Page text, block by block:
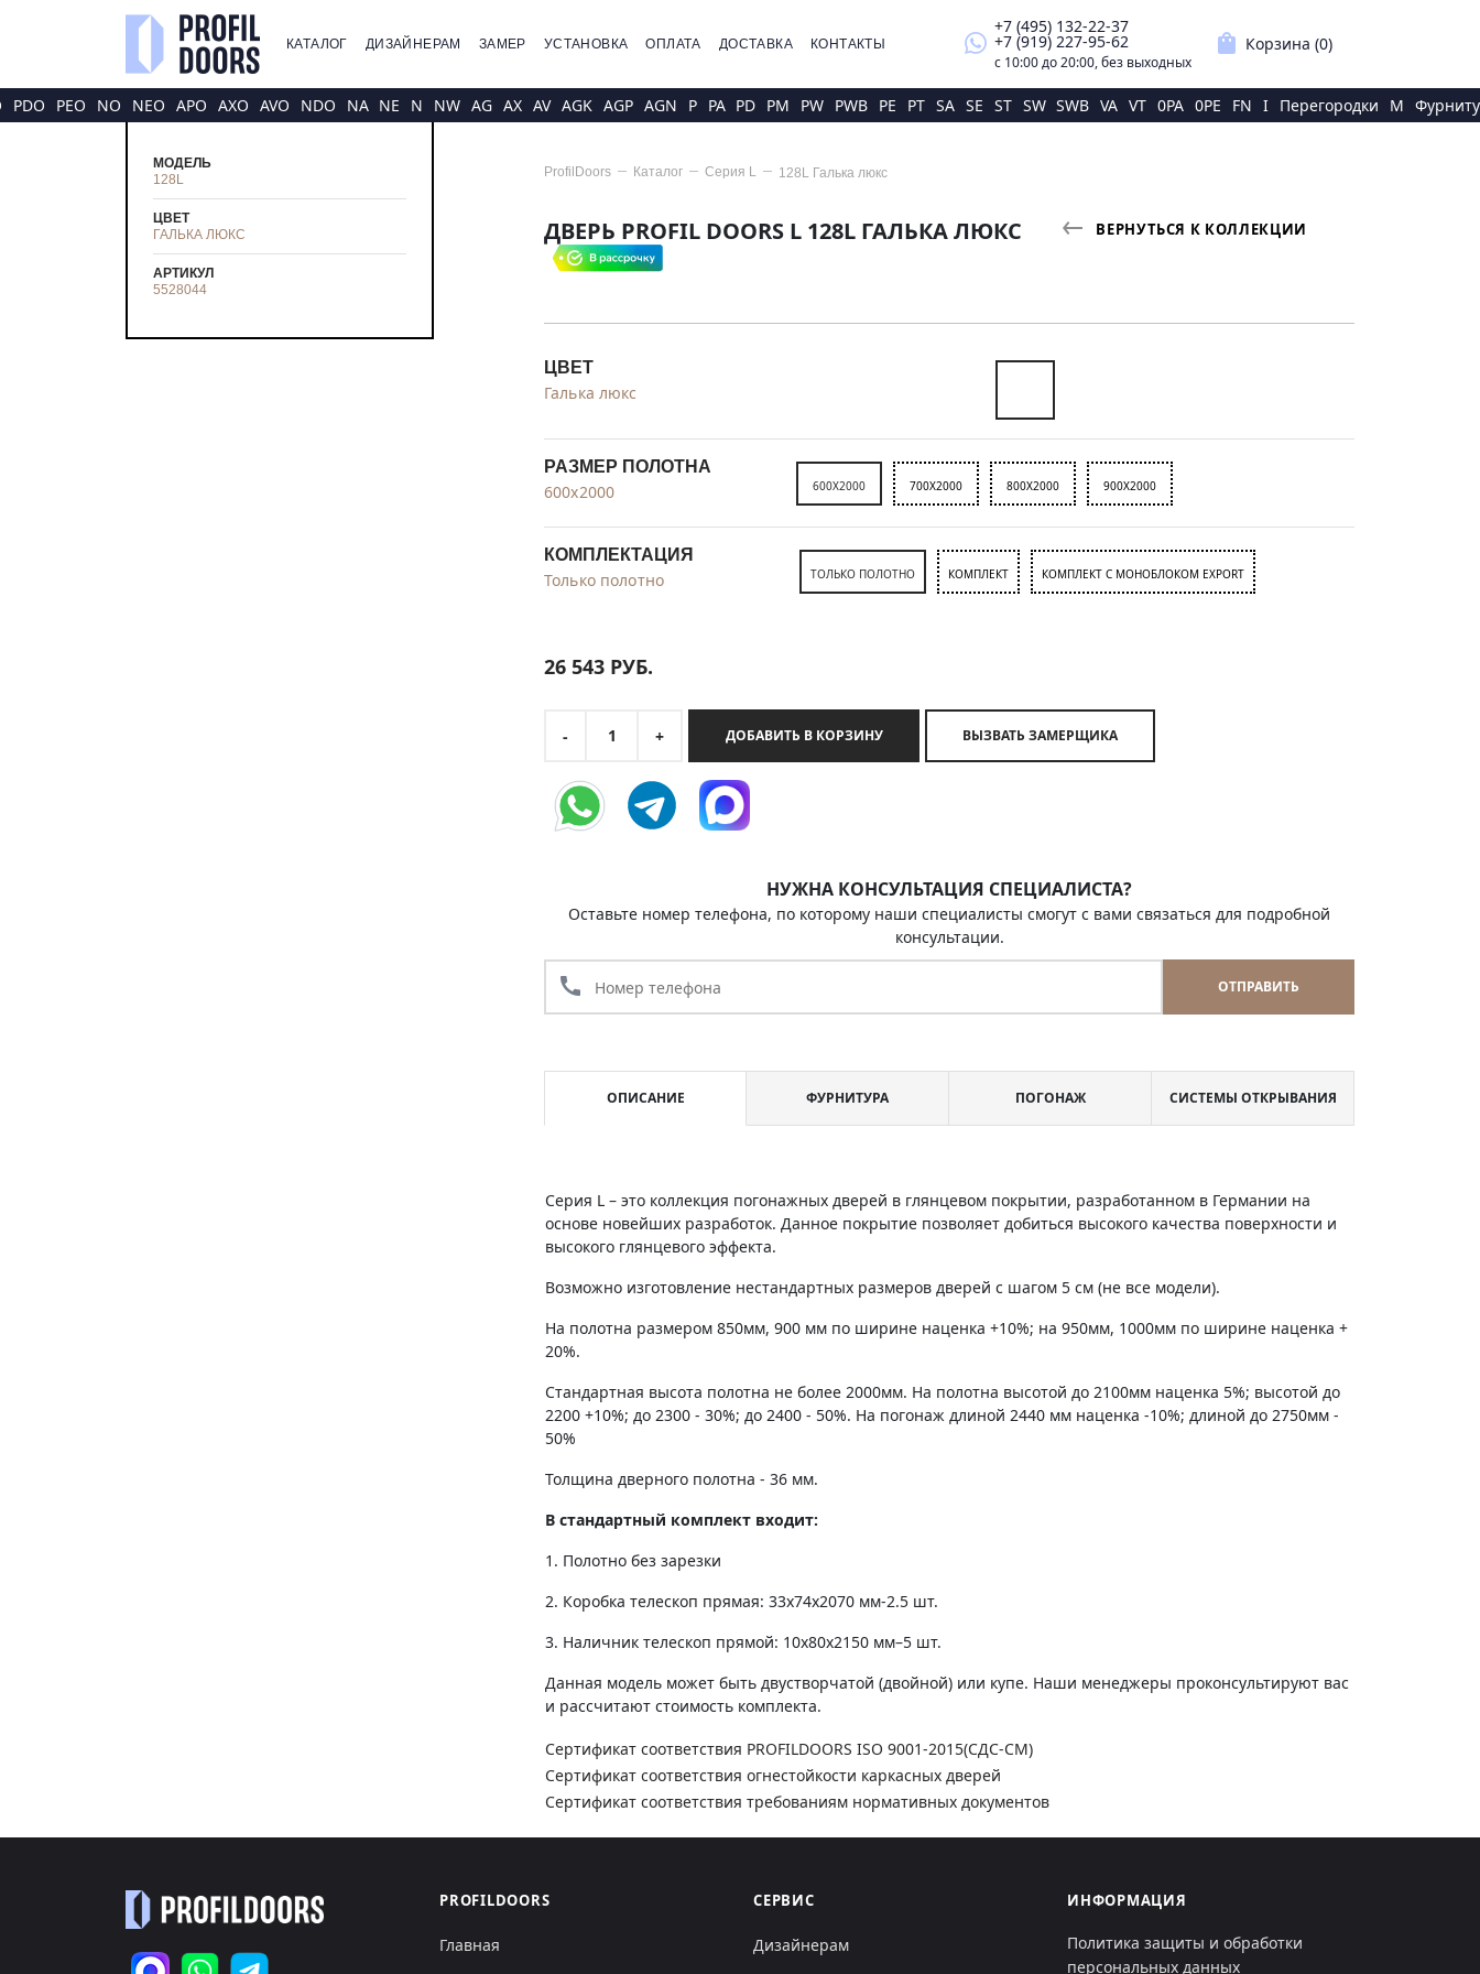
КАТАЛОГ ДИЗАЙНЕРАМ ЗАМЕР УСТАНОВКА ОПЛАТА ДОСТАВКА КОНТАКТЫ whatsapp
+7 (495) 132-22-37
+7 (919) 227-95-62
с 10:00 до 20:00, без выходных
shopping_bag Корзина (0)
PDO PEO NO NEO APO AXO AVO NDO NA NE N NW AG AX AV AGK AGP AGN P PA PD PM PW PWB PE PT SA SE ST SW SWB VA VT 0PA 0PE FN I Перегородки M
МОДЕЛЬ
128L
ЦВЕТ
ГАЛЬКА ЛЮКС
АРТИКУЛ
5528044
ProfilDoors Каталог Серия L 128L Галька люкс
ДВЕРЬ PROFIL DOORS L 128L ГАЛЬКА ЛЮКС ВЕРНУТЬСЯ К КОЛЛЕКЦИИ
ЦВЕТ
Галька люкс
РАЗМЕР ПОЛОТНА
600x2000 600X2000 700X2000 800X2000 900X2000
КОМПЛЕКТАЦИЯ
Только полотно ТОЛЬКО ПОЛОТНО КОМПЛЕКТ КОМПЛЕКТ С МОНОБЛОКОМ EXPORT
26 543 РУБ.
- 1 + ДОБАВИТЬ В КОРЗИНУ ВЫЗВАТЬ ЗАМЕРЩИКА
НУЖНА КОНСУЛЬТАЦИЯ СПЕЦИАЛИСТА?
Оставьте номер телефона, по которому наши специалисты смогут с вами связаться для подробной
консультации.
call ОТПРАВИТЬ
ОПИСАНИЕ ФУРНИТУРА ПОГОНАЖ СИСТЕМЫ ОТКРЫВАНИЯ
Серия L – это коллекция погонажных дверей в глянцевом покрытии, разработанном в Германии на
основе новейших разработок. Данное покрытие позволяет добиться высокого качества поверхности и
высокого глянцевого эффекта.
Возможно изготовление нестандартных размеров дверей с шагом 5 см (не все модели).
На полотна размером 850мм, 900 мм по ширине наценка +10%; на 950мм, 1000мм по ширине наценка +
20%.
Стандартная высота полотна не более 2000мм. На полотна высотой до 2100мм наценка 5%; высотой до
2200 +10%; до 2300 - 30%; до 2400 - 50%. На погонаж длиной 2440 мм наценка -10%; длиной до 2750мм -
50%
Толщина дверного полотна - 36 мм.
В стандартный комплект входит:
1. Полотно без зарезки
2. Коробка телескоп прямая: 33х74х2070 мм-2.5 шт.
3. Наличник телескоп прямой: 10х80х2150 мм–5 шт.
Данная модель может быть двустворчатой (двойной) или купе. Наши менеджеры проконсультируют вас
и рассчитают стоимость комплекта.
Сертификат соответствия PROFILDOORS ISO 9001-2015(СДС-СМ)
Сертификат соответствия огнестойкости каркасных дверей
Сертификат соответствия требованиям нормативных документов
PROFILDOORS
Главная
СЕРВИС
Дизайнерам
ИНФОРМАЦИЯ
Политика защиты и обработки
персональных данных